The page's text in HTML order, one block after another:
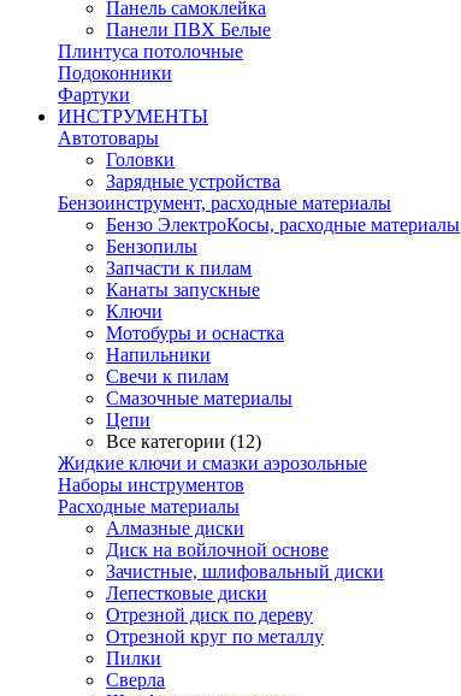
Панель самоклейка
Панели ПВХ Белые
Плинтуса потолочные
Подоконники
Фартуки
ИНСТРУМЕНТЫ
Автотовары
Головки
Зарядные устройства
Бензоинструмент, расходные материалы
Бензо ЭлектроКосы, расходные материалы
Бензопилы
Запчасти к пилам
Канаты запускные
Ключи
Мотобуры и оснастка
Напильники
Свечи к пилам
Смазочные материалы
Цепи
Все категории (12)
Жидкие ключи и смазки аэрозольные
Наборы инструментов
Расходные материалы
Алмазные диски
Диск на войлочной основе
Зачистные, шлифовальный диски
Лепестковые диски
Отрезной диск по дереву
Отрезной круг по металлу
Пилки
Сверла